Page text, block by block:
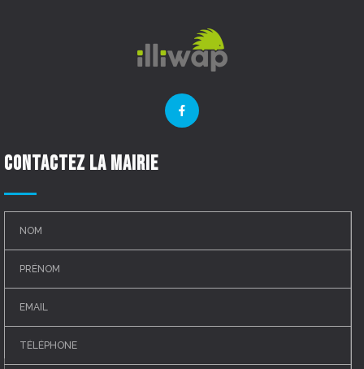
Contactez la mairie